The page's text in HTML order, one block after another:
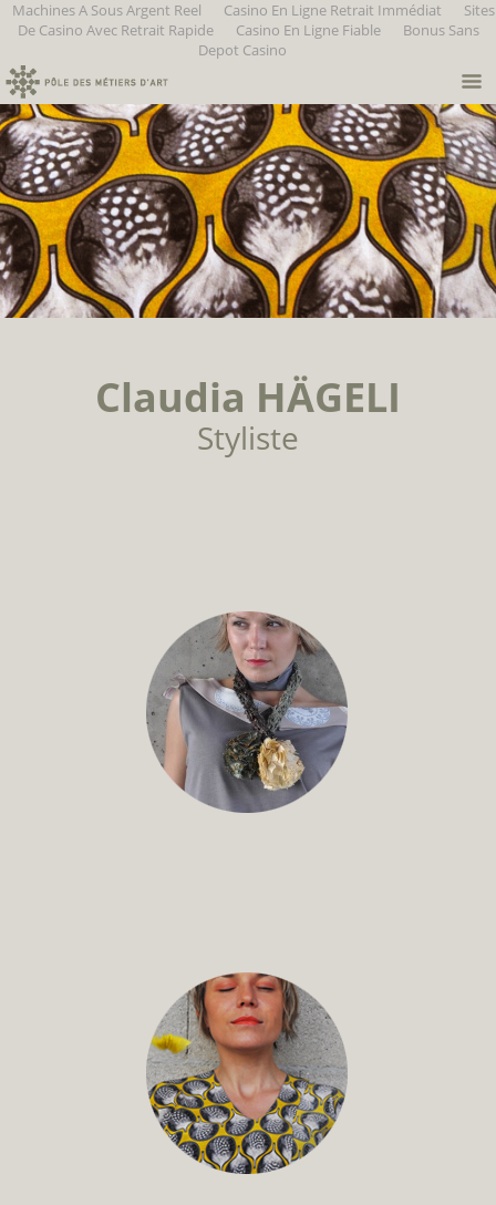
Machines A Sous Argent Reel Casino En Ligne Retrait Immédiat
Sites
De Casino Avec Retrait Rapide
Casino En Ligne Fiable
Bonus Sans
Depot Casino
Claudia HÄGELI
Styliste